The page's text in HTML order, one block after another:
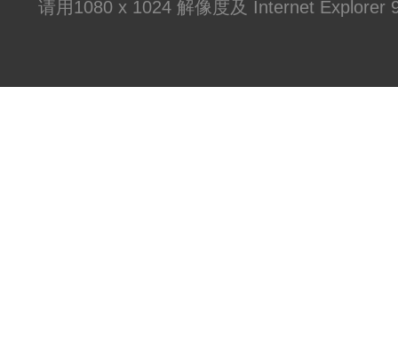
请用1080 x 1024 解像度及 Internet Explorer